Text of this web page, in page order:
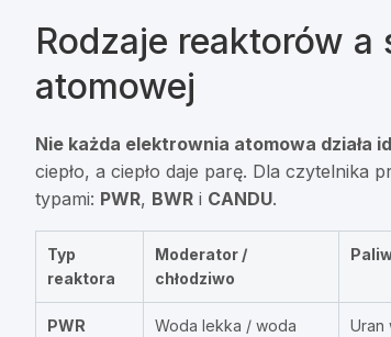
Rodzaje reaktorów a
atomowej
Nie każda elektrownia atomowa działa
ciepło, a ciepło daje parę. Dla czytelnika
typami: PWR, BWR i CANDU.
Typ
reaktora
Moderator /
chłodziwo
PWR
Woda lekka / woda
Uran